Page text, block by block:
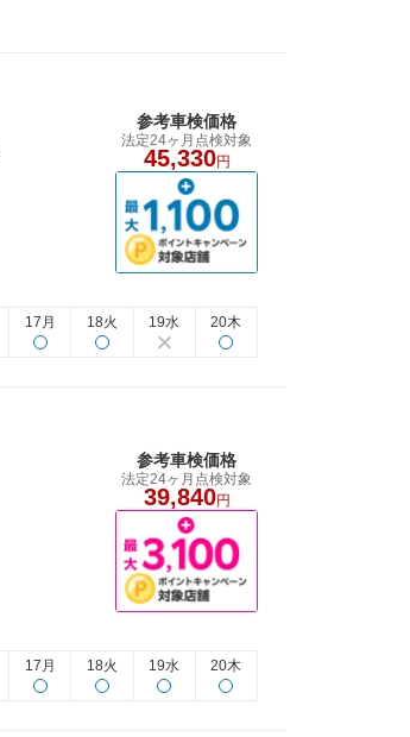
参考車検価格
法定24ヶ月点検対象
45,330円
17月 18火 19水 20木
参考車検価格
法定24ヶ月点検対象
39,840円
17月 18火 19水 20木